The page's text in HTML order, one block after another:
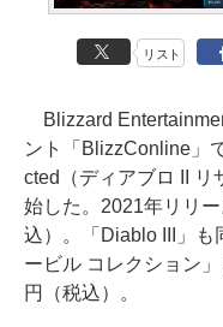
リスト
Blizzard
ント「BlizzConline」
cted（ディアブロ II リ
始した。2021年リリ
込）。「Diablo III」も
ービル コレクション
円（税込）。